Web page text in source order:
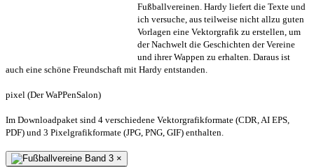
Fußballvereinen. Hardy liefert die Texte und
ich versuche, aus teilweise nicht allzu guten
Vorlagen eine Vektorgrafik zu erstellen, um
der Nachwelt die Geschichten der Vereine
und ihrer Wappen zu erhalten. Daraus ist
auch eine schöne Freundschaft mit Hardy entstanden.
pixel (Der WaPPenSalon)
Im Downloadpaket sind 4 verschiedene Vektorgrafikformate (CDR, AI EPS,
PDF) und 3 Pixelgrafikformate (JPG, PNG, GIF) enthalten.
×